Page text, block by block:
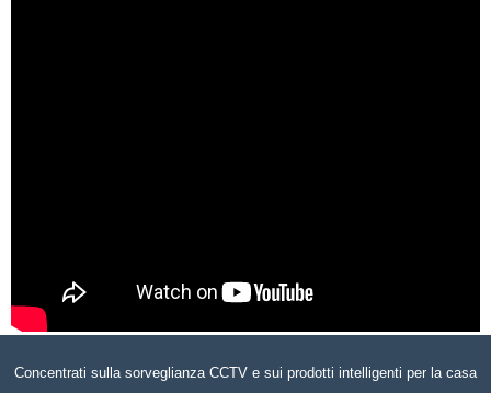
Concentrati sulla sorveglianza CCTV e sui prodotti intelligenti per la casa